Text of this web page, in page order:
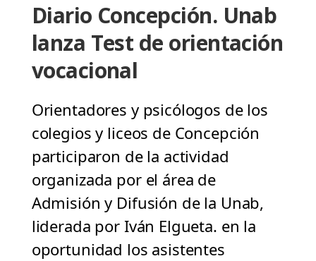
Diario Concepción. Unab
lanza Test de orientación
vocacional
Orientadores y psicólogos de los
colegios y liceos de Concepción
participaron de la actividad
organizada por el área de
Admisión y Difusión de la Unab,
liderada por Iván Elgueta. en la
oportunidad los asistentes